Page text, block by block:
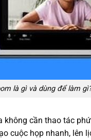
là gì và dùng để làm
không cần thao tác
cuộc họp nhanh, lên